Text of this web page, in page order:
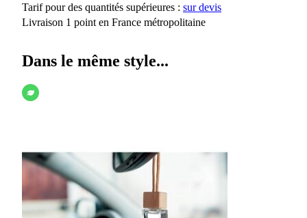
Tarif pour des quantités supérieures : sur devis
Livraison 1 point en France métropolitaine
Dans le même style...